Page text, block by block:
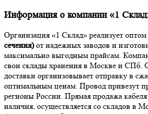
Информация о компании «1
Организация «1 Склад» реализует оптом
сечения)от надежных заводов и
максимально выгодным прайсам.
свои склады хранения в Москве и СПб.
доставки организовывает отправку в
оптимальным ценам. Провод привезут
регионы России. Прямая продажа
наличия, осуществляется со складов в